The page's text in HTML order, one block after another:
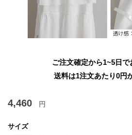
ご注文確定から1~5日で
送料は1注文あたり0円
4,460 円
サイズ